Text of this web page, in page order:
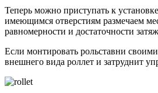
Теперь можно приступать к
имеющимся отверстиям размечаем
равномерности и достаточности
Если монтировать рольставни
внешнего вида роллет и затруднит